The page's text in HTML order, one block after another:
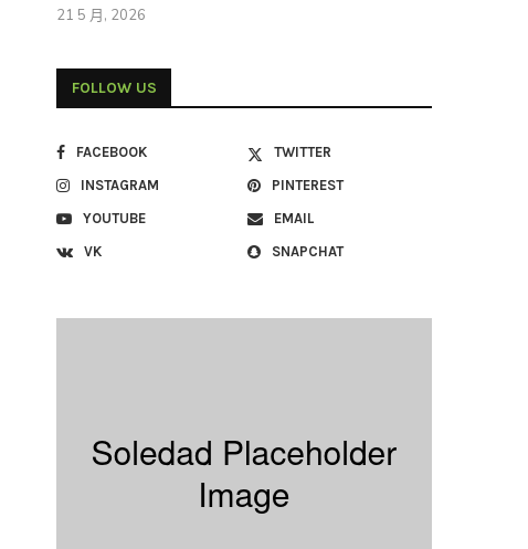
21 5 月, 2026
FOLLOW US
FACEBOOK
TWITTER
INSTAGRAM
PINTEREST
YOUTUBE
EMAIL
VK
SNAPCHAT